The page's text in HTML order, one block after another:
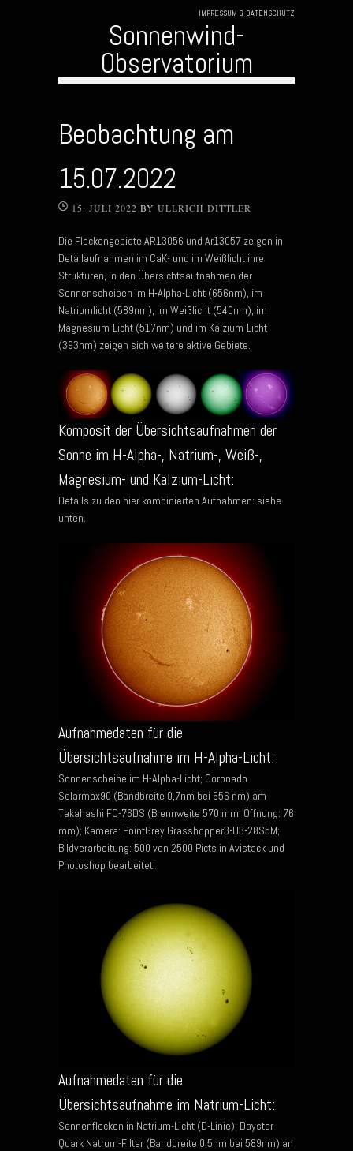
IMPRESSUM & DATENSCHUTZ
Sonnenwind-
Observatorium
Beobachtung am
15.07.2022
15. JULI 2022 BY ULLRICH DITTLER
Die Fleckengebiete AR13056 und Ar13057 zeigen in
Detailaufnahmen im CaK- und im Weißlicht ihre
Strukturen, in den Übersichtsaufnahmen der
Sonnenscheiben im H-Alpha-Licht (656nm), im
Natriumlicht (589nm), im Weißlicht (540nm), im
Magnesium-Licht (517nm) und im Kalzium-Licht
(393nm) zeigen sich weitere aktive Gebiete.
Komposit der Übersichtsaufnahmen der
Sonne im H-Alpha-, Natrium-, Weiß-,
Magnesium- und Kalzium-Licht:
Details zu den hier kombinierten Aufnahmen: siehe
unten.
Aufnahmedaten für die
Übersichtsaufnahme im H-Alpha-Licht:
Sonnenscheibe im H-Alpha-Licht; Coronado
Solarmax90 (Bandbreite 0,7nm bei 656 nm) am
Takahashi FC-76DS (Brennweite 570 mm, Öffnung: 76
mm); Kamera: PointGrey Grasshopper3-U3-28S5M;
Bildverarbeitung: 500 von 2500 Picts in Avistack und
Photoshop bearbeitet.
Aufnahmedaten für die
Übersichtsaufnahme im Natrium-Licht:
Sonnenflecken in Natrium-Licht (D-Linie); Daystar
Quark Natrum-Filter (Bandbreite 0,5nm bei 589nm) an